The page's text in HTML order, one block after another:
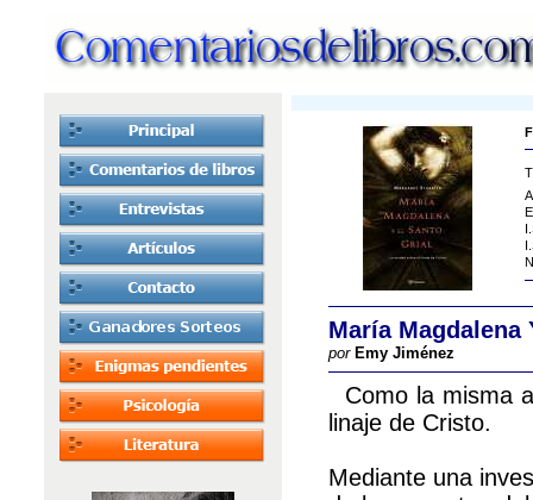
María Magdalena
por Emy Jiménez
Como la misma
linaje de Cristo.
Mediante una